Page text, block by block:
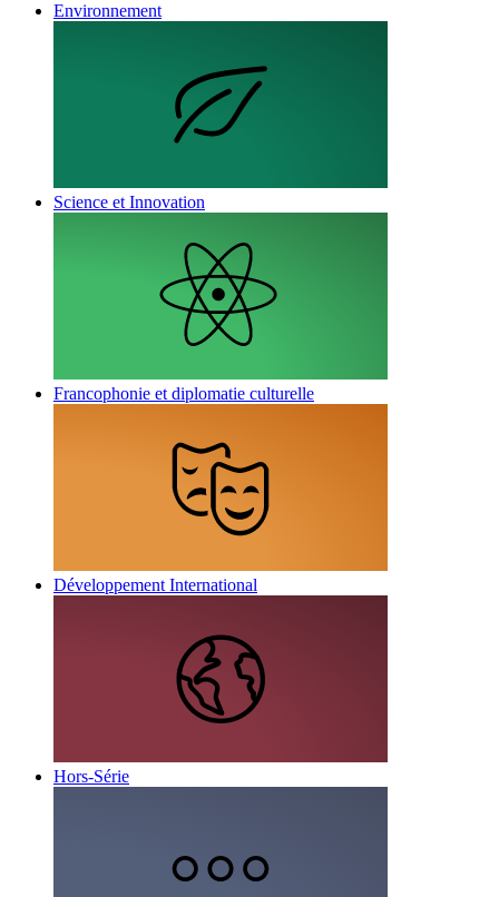
Environnement
Science et Innovation
Francophonie et diplomatie culturelle
Développement International
Hors-Série